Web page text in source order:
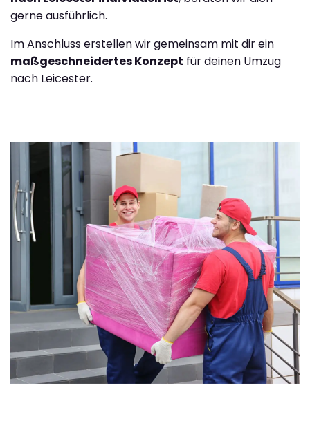
gerne ausführlich.
Im Anschluss erstellen wir gemeinsam mit dir ein
maßgeschneidertes Konzept für deinen Umzug
nach Leicester.